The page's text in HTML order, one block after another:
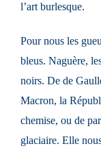
l’art burlesque.
Pour nous les
bleus. Naguère,
noirs. De de
Macron, la
chemise, ou de
glaciaire. Elle